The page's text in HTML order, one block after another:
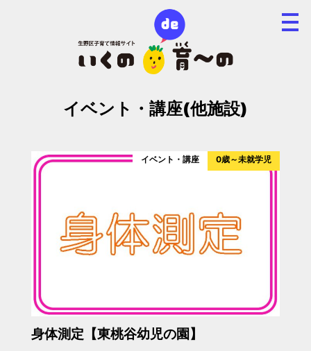
イベント・講座(他施設)
イベント・講座 0歳～未就学児
身体測定【東桃谷幼児の園】